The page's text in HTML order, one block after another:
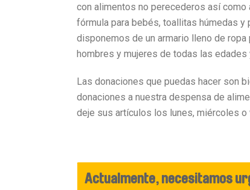
con alimentos no perecederos así
fórmula para bebés, toallitas húmedas y
disponemos de un armario lleno de ropa
hombres y mujeres de todas las edades
Las donaciones que puedas hacer son
donaciones a nuestra despensa de
deje sus artículos los lunes, miércoles o
Actualmente, necesitamos